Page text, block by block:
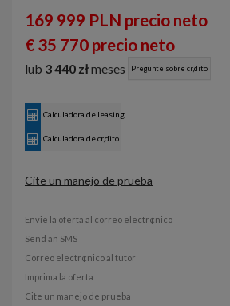
169 999 PLN precio neto
€ 35 770 precio neto
lub 3 440 złmeses Pregunte sobre cr‚dito
Calculadora de leasing
Calculadora de cr‚dito
Cite un manejo de prueba
Envie la oferta al correo electr¢nico
Send an SMS
Correo electr¢nico al tutor
Imprima la oferta
Cite un manejo de prueba